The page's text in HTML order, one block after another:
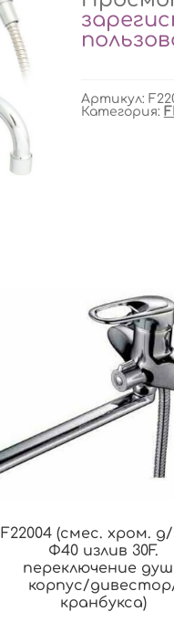
Артикул:
Категория:
F22004 (смес. хром.
Ф40 излив 30F.
переключение душ
корпус/
кранбукса)